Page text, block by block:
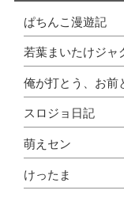
ぱちんこ漫遊記
若葉まいたけジャ
俺が打とう、お前
スロジョ日記
萌えセン
けったま